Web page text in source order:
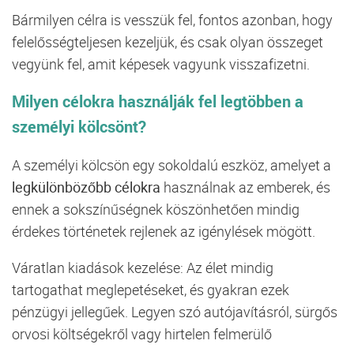
Bármilyen célra is vesszük fel, fontos azonban, hogy
felelősségteljesen kezeljük, és csak olyan összeget
vegyünk fel, amit képesek vagyunk visszafizetni.
Milyen célokra használják fel legtöbben a
személyi kölcsönt?
A személyi kölcsön egy sokoldalú eszköz, amelyet a
legkülönbözőbb célokra használnak az emberek, és
ennek a sokszínűségnek köszönhetően mindig
érdekes történetek rejlenek az igénylések mögött.
Váratlan kiadások kezelése: Az élet mindig
tartogathat meglepetéseket, és gyakran ezek
pénzügyi jellegűek. Legyen szó autójavításról, sürgős
orvosi költségekről vagy hirtelen felmerülő